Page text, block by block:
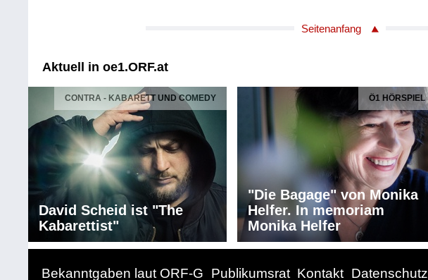
Seitenanfang
Aktuell in oe1.ORF.at
CONTRA - KABARETT UND COMEDY
David Scheid ist "The
Kabarettist"
Ö1 HÖRSPIEL
"Die Bagage" von Monika
Helfer. In memoriam
Monika Helfer
Bekanntgaben laut ORF-G Publikumsrat Kontakt Datenschutz